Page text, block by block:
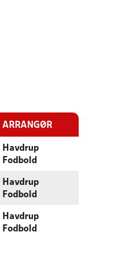
ARRANGØR
Havdrup
Fodbold
Havdrup
Fodbold
Havdrup
Fodbold